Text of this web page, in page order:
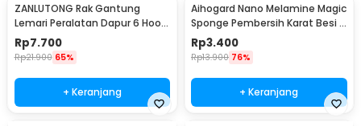
ZANLUTONG Rak Gantung
Lemari Peralatan Dapur 6 Hook
Besi - 2137
Rp7.700
Rp21.900 65%
+ Keranjang
Aihogard Nano Melamine Magic
Sponge Pembersih Karat Besi -
CW62
Rp3.400
Rp13.900 76%
+ Keranjang